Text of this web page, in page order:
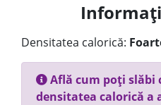
Densitatea calorică:
Află cum poți slăbi
densitatea calorică a